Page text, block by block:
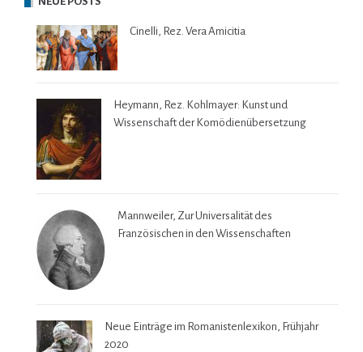
Cinelli, Rez. Vera Amicitia
Heymann, Rez. Kohlmayer: Kunst und
Wissenschaft der Komödienübersetzung
Mannweiler, Zur Universalität des
Französischen in den Wissenschaften
Neue Einträge im Romanistenlexikon, Frühjahr
2020